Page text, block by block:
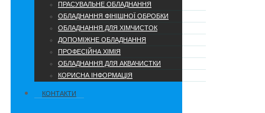
ПРАСУВАЛЬНЕ ОБЛАДНАННЯ
ОБЛАДНАННЯ ФІНІШНОЇ ОБРОБКИ
ОБЛАДНАННЯ ДЛЯ ХІМЧИСТОК
ДОПОМІЖНЕ ОБЛАДНАННЯ
ПРОФЕСІЙНА ХІМІЯ
ОБЛАДНАННЯ ДЛЯ АКВАЧИСТКИ
КОРИСНА ІНФОРМАЦІЯ
КОНТАКТИ